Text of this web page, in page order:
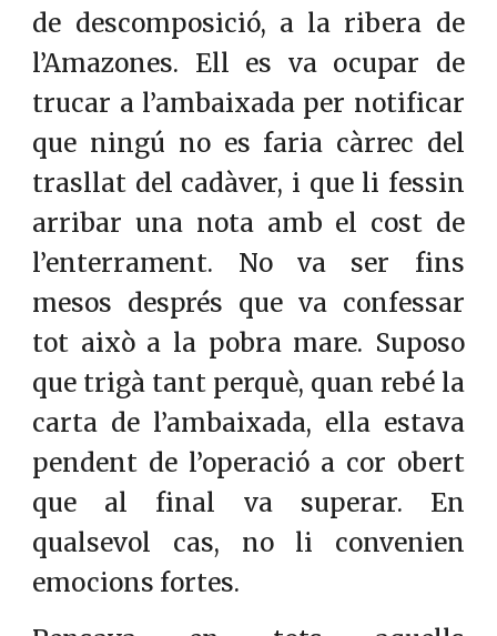
de descomposició, a la ribera de
l’Amazones. Ell es va ocupar de
trucar a l’ambaixada per notificar
que ningú no es faria càrrec del
trasllat del cadàver, i que li fessin
arribar una nota amb el cost de
l’enterrament. No va ser fins
mesos després que va confessar
tot això a la pobra mare. Suposo
que trigà tant perquè, quan rebé la
carta de l’ambaixada, ella estava
pendent de l’operació a cor obert
que al final va superar. En
qualsevol cas, no li convenien
emocions fortes.